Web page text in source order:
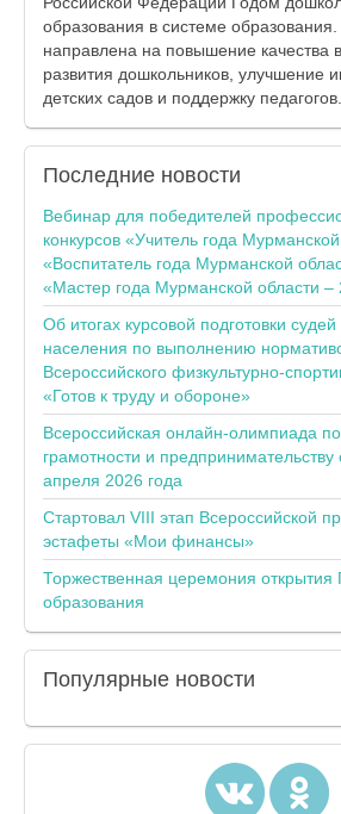
образования в системе
направлена на повышение качества
развития дошкольников, улучшение
детских садов и поддержку педагогов.
Последние новости
Вебинар для победителей
конкурсов «Учитель года
«Воспитатель года Мурманской
«Мастер года Мурманской области –
Об итогах курсовой подготовки
населения по выполнению
Всероссийского физкультурно-
«Готов к труду и обороне»
Всероссийская онлайн-олимпиада
грамотности и
апреля 2026 года
Стартовал VIII этап Всероссийской
эстафеты «Мои финансы»
Торжественная церемония открытия
образования
Популярные новости